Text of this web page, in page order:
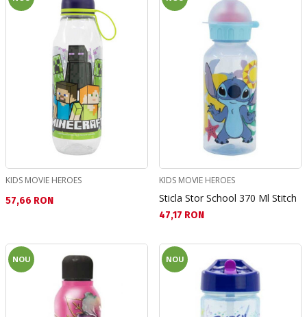
KIDS MOVIE HEROES
Текуща цена:
57,66 RON
KIDS MOVIE HEROES
Sticla Stor School 370 Ml Stitch
Текуща цена:
47,17 RON
NOU NOU